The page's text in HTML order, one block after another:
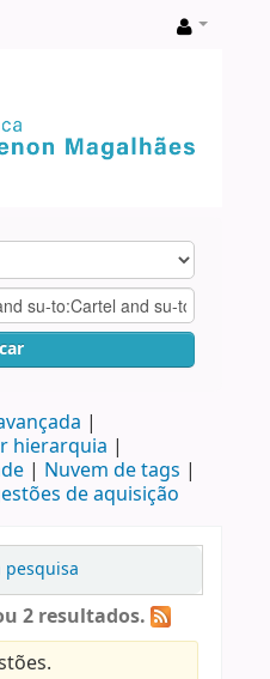
hierarquia
Nuvem de tags
de aquisição
pesquisa
2 resultados.